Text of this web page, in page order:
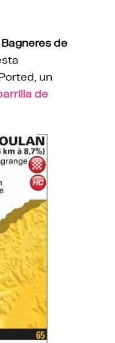
Bagneres de
un
de